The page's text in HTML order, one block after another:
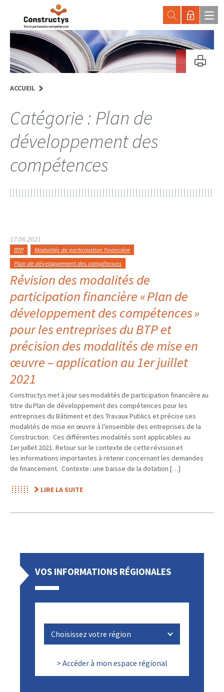
ACCUEIL
Catégorie : Plan de
développement des
compétences
17.06.2021
BTP
Modalités de participation financière
Plan de développement des compétences
Révision des modalités de
participation financière « Plan de
développement des compétences »
pour les entreprises du BTP et
précision des modalités de mise en
œuvre – application au 1er juillet
2021
Constructys met à jour ses modalités de participation financière au
titre du Plan de développement des compétences pour les
entreprises du Bâtiment et des Travaux Publics et précise ses
modalités de mise en œuvre à l’ensemble des entreprises de la
Construction. Ces différentes modalités sont applicables au
1er juillet 2021. Retour sur le contexte de cette révision et
les informations importantes à retenir concernant les demandes
de financement. Contexte : une baisse de la dotation […]
LIRE LA SUITE
VOS INFORMATIONS RÉGIONALES
> Accéder à mon espace régional